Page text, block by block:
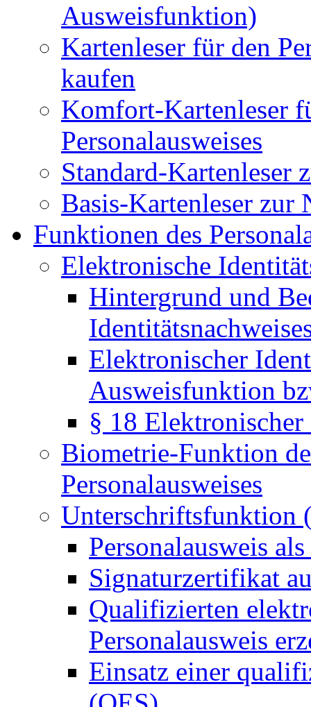
Ausweisfunktion)
Kartenleser für den
kaufen
Komfort-Kartenleser
Personalausweises
Standard-Kartenleser
Basis-Kartenleser
Funktionen des
Elektronische
Hintergrund und
Elektronischer
Ausweisfunktion
§ 18
Biometrie-Funktion
Personalausweises
Unterschriftsfunktion
Personalausweis
Signaturzertifikat
Qualifizierten
Personalausweis
Einsatz einer